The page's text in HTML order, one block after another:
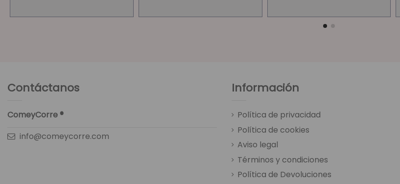
Contáctanos
ComeyCorre ®
info@comeycorre.com
Información
Política de privacidad
Política de cookies
Aviso legal
Términos y condiciones
Política de Devoluciones